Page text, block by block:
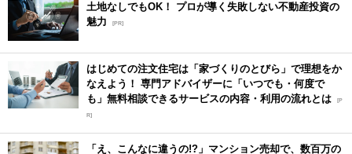
土地なしでもOK！ プロが導く失敗しない不動産投資の
魅力
[PR]
はじめての注文住宅は「家づくりのとびら」で理想をか
なえよう！ 専門アドバイザーに「いつでも・何度で
も」無料相談できるサービスの内容・利用の流れとは [P
R]
「え、こんなに違うの!?」マンション売却で、数百万の